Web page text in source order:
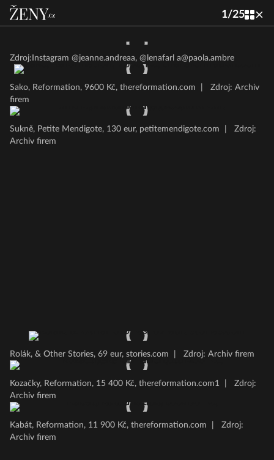
1/25
Zdroj:Instagram @jeanne.andreaa, @lenafarl a@paola.ambre
Sako, Reformation, 9600 Kč, thereformation.com
Zdroj: Archiv
firem
Sukně, Petite Mendigote, 130 eur, petitemendigote.com
Zdroj:
Archiv firem
Rolák, & Other Stories, 69 eur, stories.com Zdroj: Archiv firem
Kozačky, Reformation, 15 400 Kč, thereformation.com1
Zdroj:
Archiv firem
Kabát, Reformation, 11 900 Kč, thereformation.com
Zdroj:
Archiv firem